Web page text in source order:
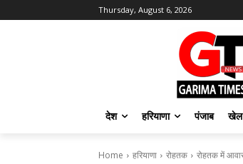
Thursday, August 6, 2026
देश हरियाणा पंजाब
Home हरियाणा रोहतक रोहतक में